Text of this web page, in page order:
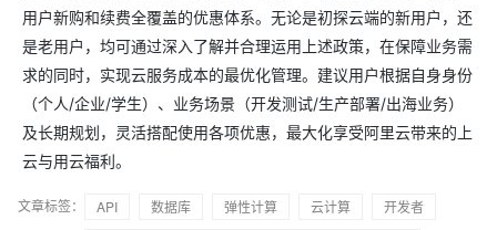
用户新购和续费全覆盖的优惠体系。无论是初探云端的新用户，还
是老用户，均可通过深入了解并合理运用上述政策，在保障业务需
求的同时，实现云服务成本的最优化管理。建议用户根据自身身份
（个人/企业/学生）、业务场景（开发测试/生产部署/出海业务）
及长期规划，灵活搭配使用各项优惠，最大化享受阿里云带来的上
云与用云福利。
文章标签： API 数据库 弹性计算 云计算
开发者